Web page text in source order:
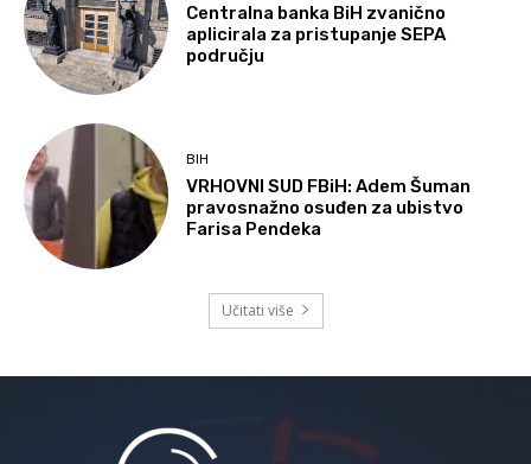
Centralna banka BiH zvanično
aplicirala za pristupanje SEPA
području
BIH
VRHOVNI SUD FBiH: Adem Šuman
pravosnažno osuđen za ubistvo
Farisa Pendeka
Učitati više